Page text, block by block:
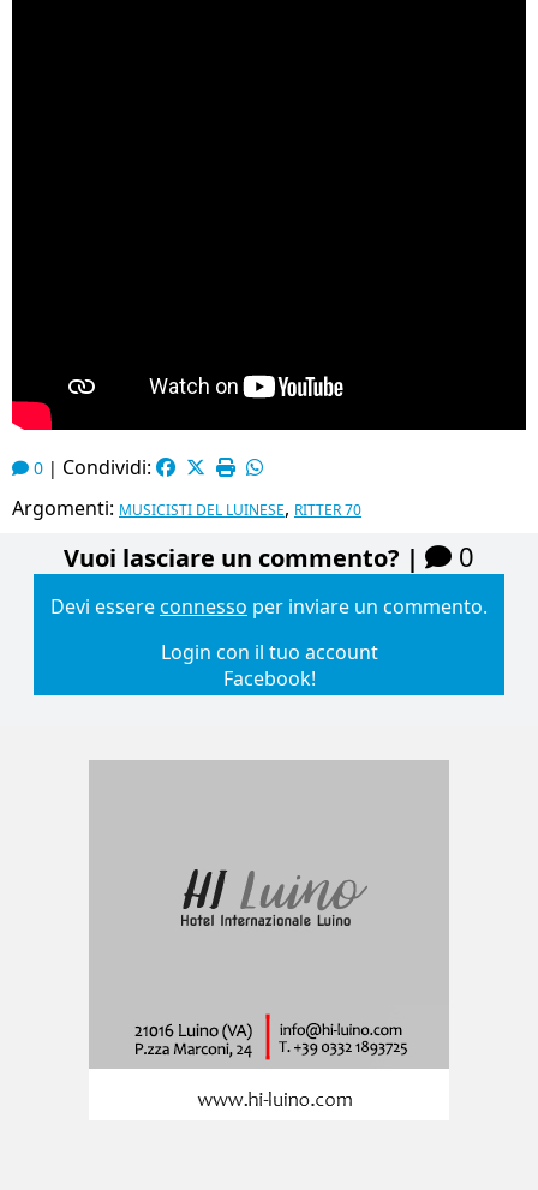
0 | Condividi:
Argomenti: MUSICISTI DEL LUINESE, RITTER 70
Vuoi lasciare un commento? | 0
Devi essereconnesso per inviare un commento.
Login con il tuo account
Facebook!